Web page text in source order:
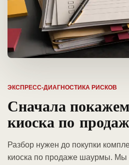
ЭКСПРЕСС-ДИАГНОСТИКА РИСКОВ
Сначала
киоска по
Разбор нужен до покупки
киоска по продаже шаурмы. Мы